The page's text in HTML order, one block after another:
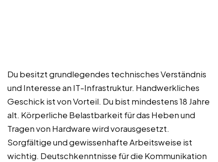
Du besitzt grundlegendes technisches Verständnis
und Interesse an IT-Infrastruktur. Handwerkliches
Geschick ist von Vorteil. Du bist mindestens 18 Jahre
alt. Körperliche Belastbarkeit für das Heben und
Tragen von Hardware wird vorausgesetzt.
Sorgfältige und gewissenhafte Arbeitsweise ist
wichtig. Deutschkenntnisse für die Kommunikation